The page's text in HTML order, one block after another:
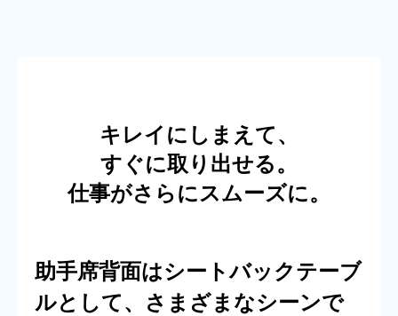
キレイにしまえて、
すぐに取り出せる。
仕事がさらにスムーズに。
助手席背面はシートバックテーブ
ルとして、さまざまなシーンで